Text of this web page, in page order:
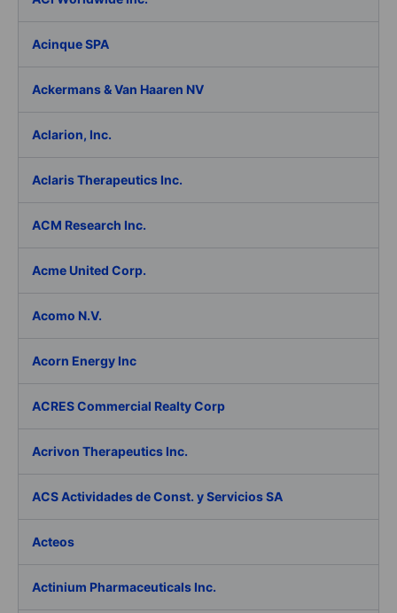
Acinque SPA
Ackermans & Van Haaren NV
Aclarion, Inc.
Aclaris Therapeutics Inc.
ACM Research Inc.
Acme United Corp.
Acomo N.V.
Acorn Energy Inc
ACRES Commercial Realty Corp
Acrivon Therapeutics Inc.
ACS Actividades de Const. y Servicios SA
Acteos
Actinium Pharmaceuticals Inc.